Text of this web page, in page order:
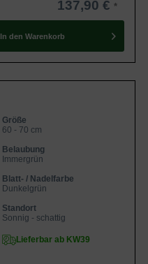
137,90 €
In den Warenkorb
Größe
60 - 70 cm
Belaubung
Immergrün
Blatt- / Nadelfarbe
Dunkelgrün
Standort
Sonnig - schattig
Lieferbar ab KW39